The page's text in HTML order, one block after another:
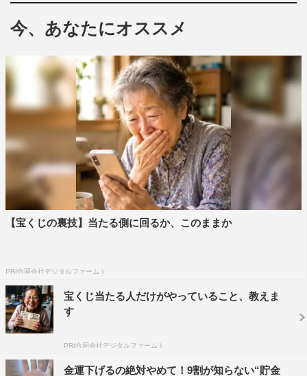
だ！ この前誕生日。おめでとうございます！」と祝福。
自分の誕生日を把握していたことに驚きが隠せない逢沢
課長は、逢沢が大河ドラマに出演していた時のイメージか
ら「優雅」「気品」「美人」という花言葉を持つモカラの
花束をプレゼント。「今日幸せ過ぎて明日何か起こるんじ
ゃないかな…って気がしちゃってるんですけど」という逢
沢に、休日課長が「めちゃめちゃ似合いすぎて言葉失って
今、あなたにオススメ
【宝くじの裏技】当たる側に回るか、このままか
PR(合同会社デジタルファーム )
宝くじ当たる人だけがやっていること、教えま
す
PR(合同会社デジタルファーム )
金運下げるの絶対やめて！9割が知らない“貯金